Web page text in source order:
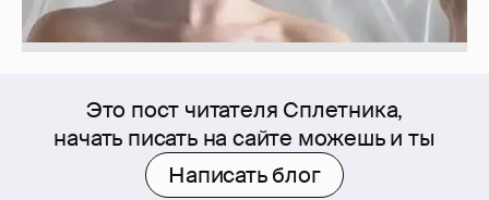
Это пост читателя Сплетника,
начать писать на сайте можешь и ты
Написать блог